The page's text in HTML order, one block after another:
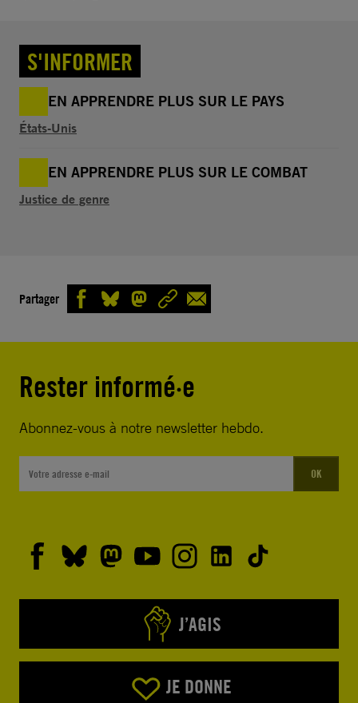
S'INFORMER
EN APPRENDRE PLUS SUR LE PAYS
États-Unis
EN APPRENDRE PLUS SUR LE COMBAT
Justice de genre
Partager
Rester informé·e
Abonnez-vous à notre newsletter hebdo.
OK
J’AGIS
JE DONNE